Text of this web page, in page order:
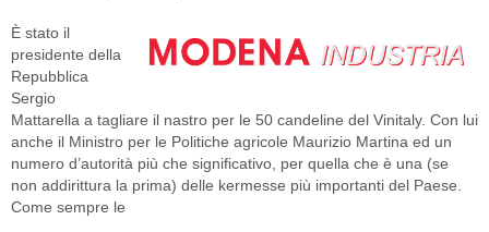
È stato il
presidente della
Repubblica
Sergio
Mattarella a tagliare il nastro per le 50 candeline del Vinitaly. Con lui
anche il Ministro per le Politiche agricole Maurizio Martina ed un
numero d’autorità più che significativo, per quella che è una (se
non addirittura la prima) delle kermesse più importanti del Paese.
Come sempre le